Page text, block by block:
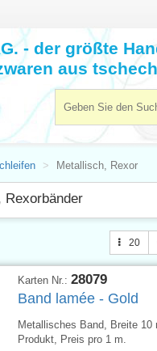
- der größte
aus
Metallisch, Rexor
Rexorbänder
20
Karten Nr.: 28079
Band lamée - Gold
Metallisches Band, Breite
Produkt, Preis pro 1 m.